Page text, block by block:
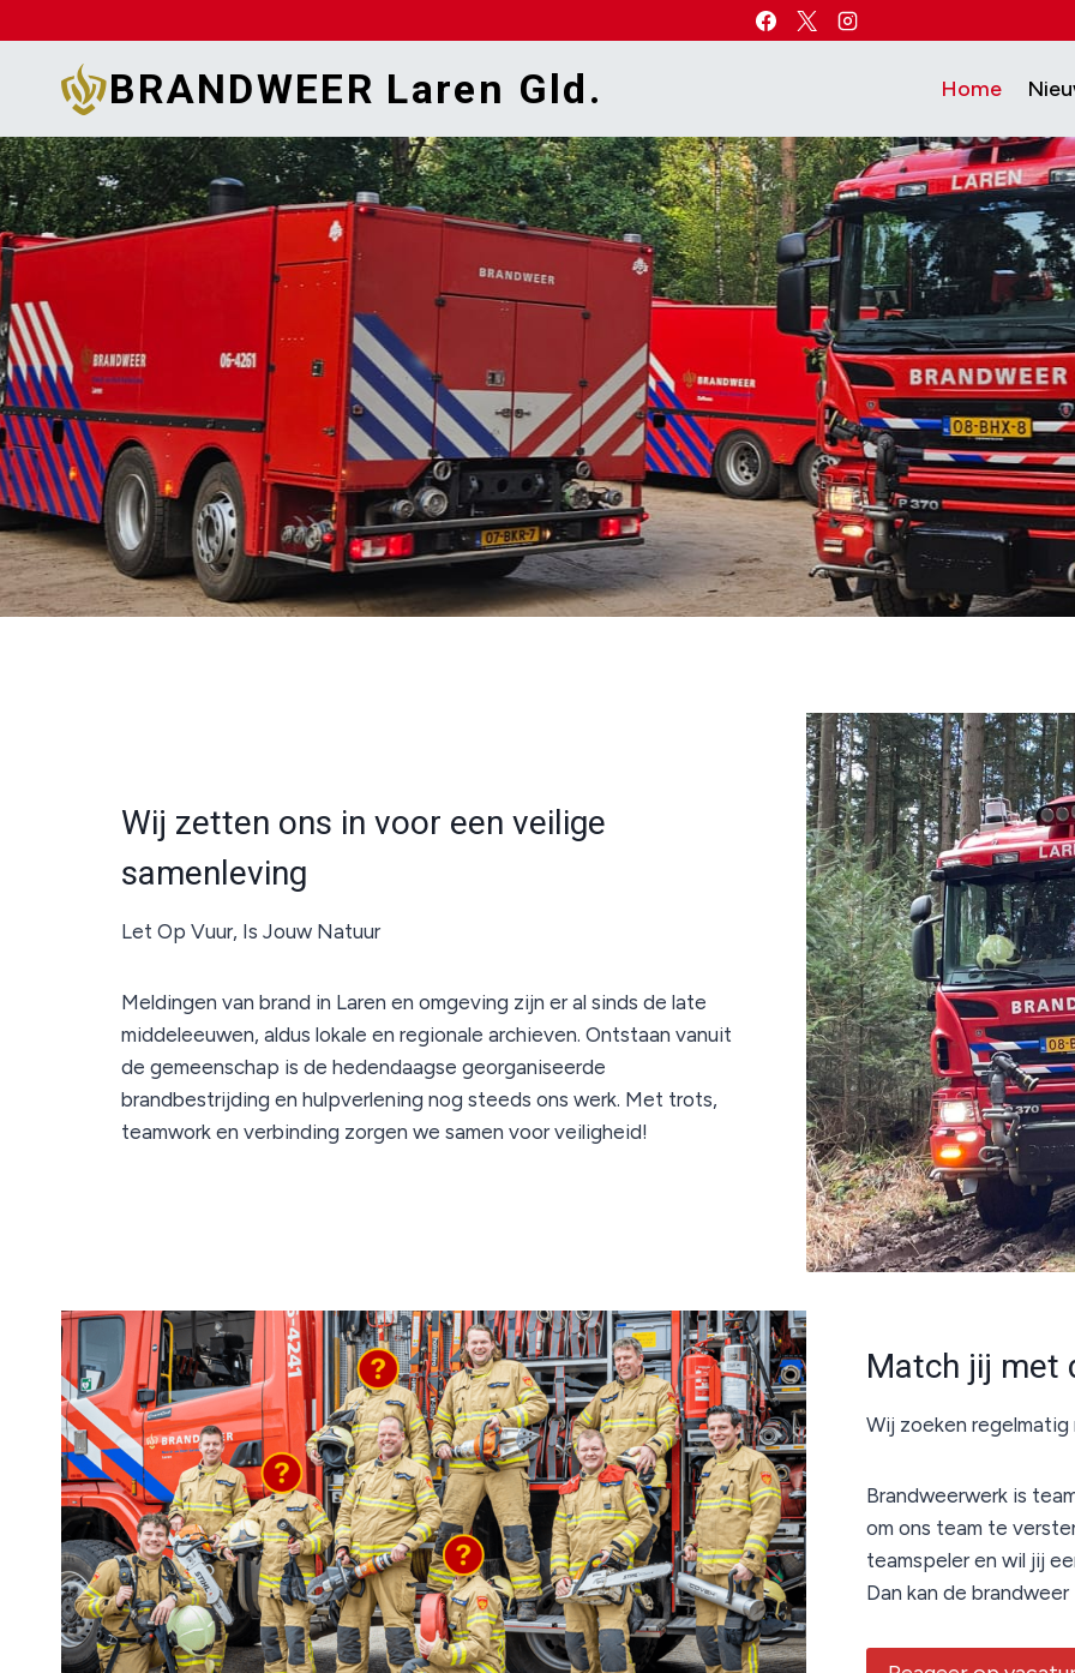
naar
BRANDWEER Laren Gld. Home
Wij zetten ons in voor een veilige
samenleving
Let Op Vuur, Is Jouw Natuur
Meldingen van brand in Laren en omgeving zijn er al sinds de late
middeleeuwen, aldus lokale en regionale archieven. Ontstaan vanuit
de gemeenschap is de hedendaagse georganiseerde
brandbestrijding en hulpverlening nog steeds ons werk. Met trots,
teamwork en verbinding zorgen we samen voor veiligheid!
Match jij met
Wij zoeken regelmatig
Brandweerwerk is
om ons team te
teamspeler en wil jij
Dan kan de